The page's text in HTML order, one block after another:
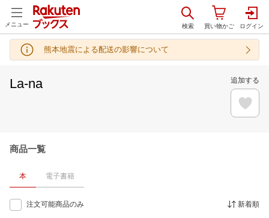
メニュー
熊本地震による配送の影響について
La-na 追加する
商品一覧
本 電子書籍
注文可能商品のみ 新着順